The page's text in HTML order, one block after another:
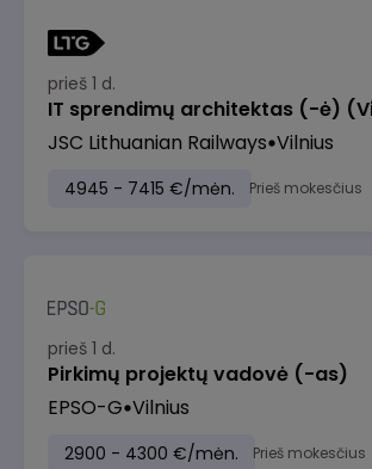
prieš 1 d.
IT sprendimų architektas (-ė)
JSC Lithuanian Railways Vilnius
4945 - 7415 €/mėn. Prieš mokesčius
prieš 1 d.
Pirkimų projektų vadovė (-as)
EPSO-G Vilnius
2900 - 4300 €/mėn. Prieš mokesčius